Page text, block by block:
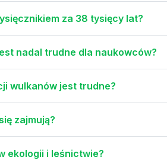
za 38 tysięcy lat?
nadal trudne dla naukowców?
wulkanów jest trudne?
zajmują?
ekologii i leśnictwie?